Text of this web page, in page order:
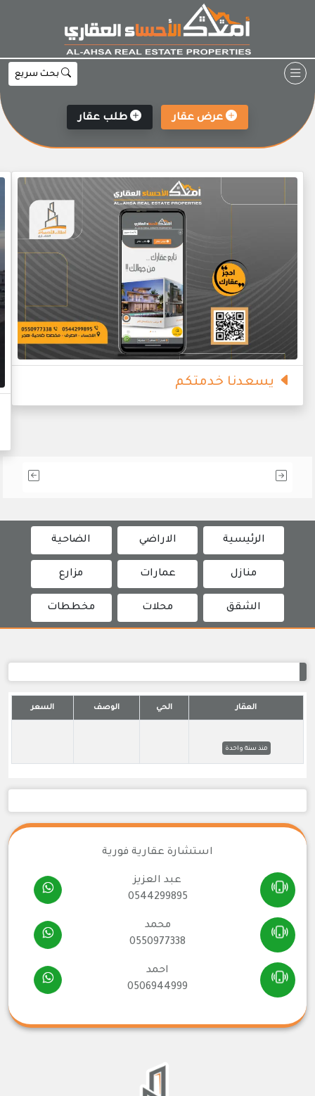
بحث سريع
عرض عقار طلب عقار
يسعدنا خدمتكم
الرئيسية الاراضي الضاحية
منازل عمارات مزارع
الشقق محلات مخططات
العقار الحي الوصف السعر
منذ سنة واحدة
استشارة عقارية فورية
عبد العزيز
0544299895
محمد
0550977338
احمد
0506944999